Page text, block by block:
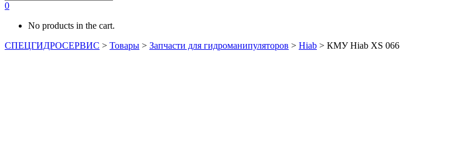
0
No products in the cart.
СПЕЦГИДРОСЕРВИС > Товары > Запчасти для гидроманипуляторов > Hiab > КМУ Hiab XS 066